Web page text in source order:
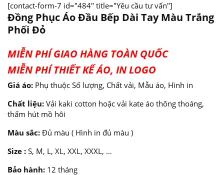
[contact-form-7 id="484" title="Yêu cầu tư vấn"]
Đồng Phục Áo Đầu Bếp Dài Tay Màu Trắng
Phối Đỏ
MIỄN PHÍ GIAO HÀNG TOÀN QUỐC
MIỄN PHÍ THIẾT KẾ ÁO, IN LOGO
Giá áo: Phụ thuộc Số lượng, Chất vải, Mẫu áo, Hình in
Chất liệu: Vải kaki cotton hoặc vải kate áo thông thoáng,
thấm hút mồ hôi
Màu sắc: Đủ màu ( Hình in đủ màu )
Size : S, M, L, XL, XXL, XXXL, …
Bảo hành: 12 tháng